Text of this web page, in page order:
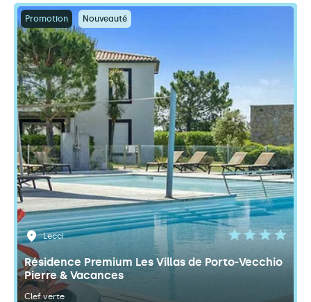
Promotion Nouveauté
Lecci
Résidence Premium Les Villas de Porto-Vecchio
Pierre & Vacances
Clef verte